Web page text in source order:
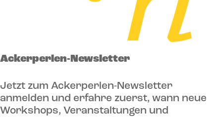
Ackerperlen-Newsletter
Jetzt zum Ackerperlen-Newsletter
anmelden und erfahre zuerst, wann neue
Workshops, Veranstaltungen und